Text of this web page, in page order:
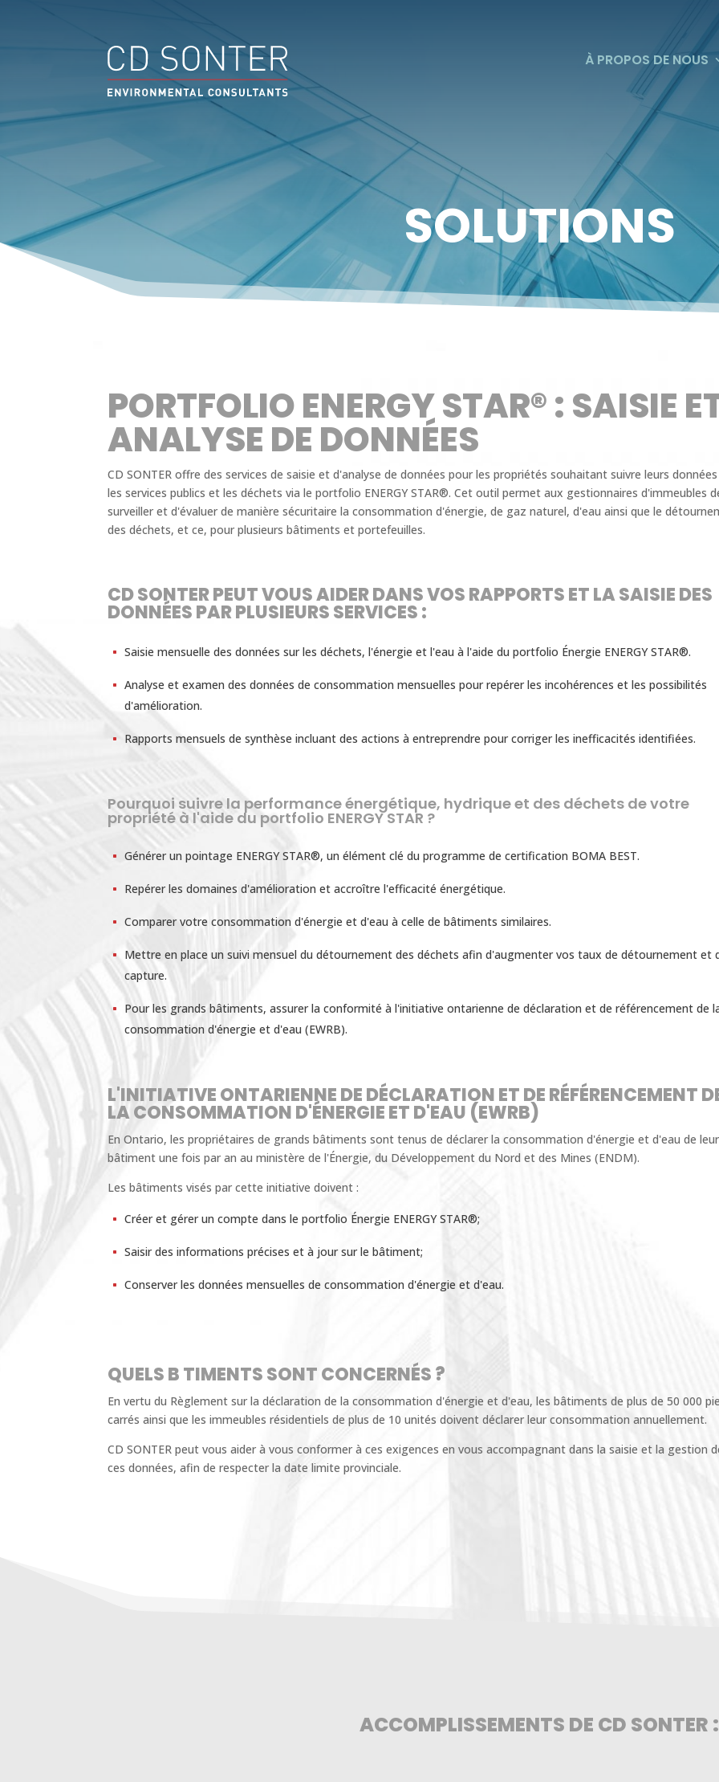
À PROPOS DE NOUS
SOLUTIONS
PORTFOLIO ENERGY STAR® : SAISIE
ANALYSE DE DONNÉES
CD SONTER offre des services de saisie et d'analyse de données pour les propriétés souhaitant suivre leurs
les services publics et les déchets via le portfolio ENERGY STAR®. Cet outil permet aux gestionnaires d'immeubles
surveiller et d'évaluer de manière sécuritaire la consommation d'énergie, de gaz naturel, d'eau ainsi que le
des déchets, et ce, pour plusieurs bâtiments et portefeuilles.
CD SONTER PEUT VOUS AIDER DANS VOS RAPPORTS ET LA SAISIE DES
DONNÉES PAR PLUSIEURS SERVICES :
Saisie mensuelle des données sur les déchets, l'énergie et l'eau à l'aide du portfolio Énergie ENERGY STAR®.
Analyse et examen des données de consommation mensuelles pour repérer les incohérences et les possibilités
d'amélioration.
Rapports mensuels de synthèse incluant des actions à entreprendre pour corriger les inefficacités identifiées.
Pourquoi suivre la performance énergétique, hydrique et des déchets de votre
propriété à l'aide du portfolio ENERGY STAR ?
Générer un pointage ENERGY STAR®, un élément clé du programme de certification BOMA BEST.
Repérer les domaines d'amélioration et accroître l'efficacité énergétique.
Comparer votre consommation d'énergie et d'eau à celle de bâtiments similaires.
Mettre en place un suivi mensuel du détournement des déchets afin d'augmenter vos taux de détournement et
capture.
Pour les grands bâtiments, assurer la conformité à l'initiative ontarienne de déclaration et de référencement de
consommation d'énergie et d'eau (EWRB).
L'INITIATIVE ONTARIENNE DE DÉCLARATION ET DE RÉFÉRENCEMENT
LA CONSOMMATION D'ÉNERGIE ET D'EAU (EWRB)
En Ontario, les propriétaires de grands bâtiments sont tenus de déclarer la consommation d'énergie et d'eau de leur
bâtiment une fois par an au ministère de l'Énergie, du Développement du Nord et des Mines (ENDM).
Les bâtiments visés par cette initiative doivent :
Créer et gérer un compte dans le portfolio Énergie ENERGY STAR®;
Saisir des informations précises et à jour sur le bâtiment;
Conserver les données mensuelles de consommation d'énergie et d'eau.
QUELS B TIMENTS SONT CONCERNÉS ?
En vertu du Règlement sur la déclaration de la consommation d'énergie et d'eau, les bâtiments de plus de 50 000
carrés ainsi que les immeubles résidentiels de plus de 10 unités doivent déclarer leur consommation annuellement.
CD SONTER peut vous aider à vous conformer à ces exigences en vous accompagnant dans la saisie et la gestion
ces données, afin de respecter la date limite provinciale.
ACCOMPLISSEMENTS DE CD SONTER :